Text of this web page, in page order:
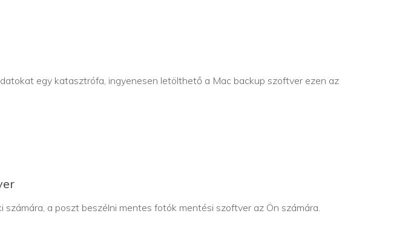
egy katasztrófa, ingyenesen letölthető a Mac backup szoftver ezen az
a poszt beszélni mentes fotók mentési szoftver az Ön számára.